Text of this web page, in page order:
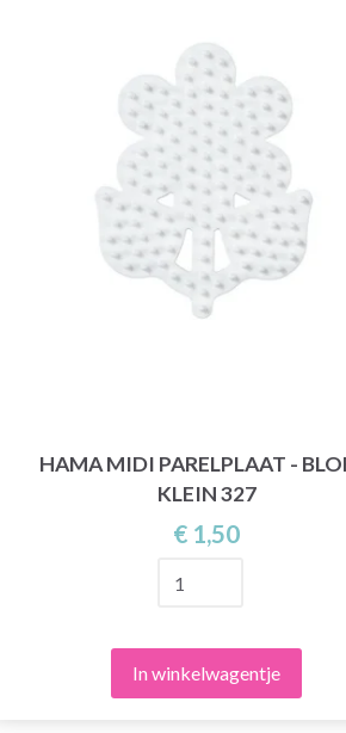
HAMA MIDI PARELPLAAT -
KLEIN 327
€ 1,50
In winkelwagentje